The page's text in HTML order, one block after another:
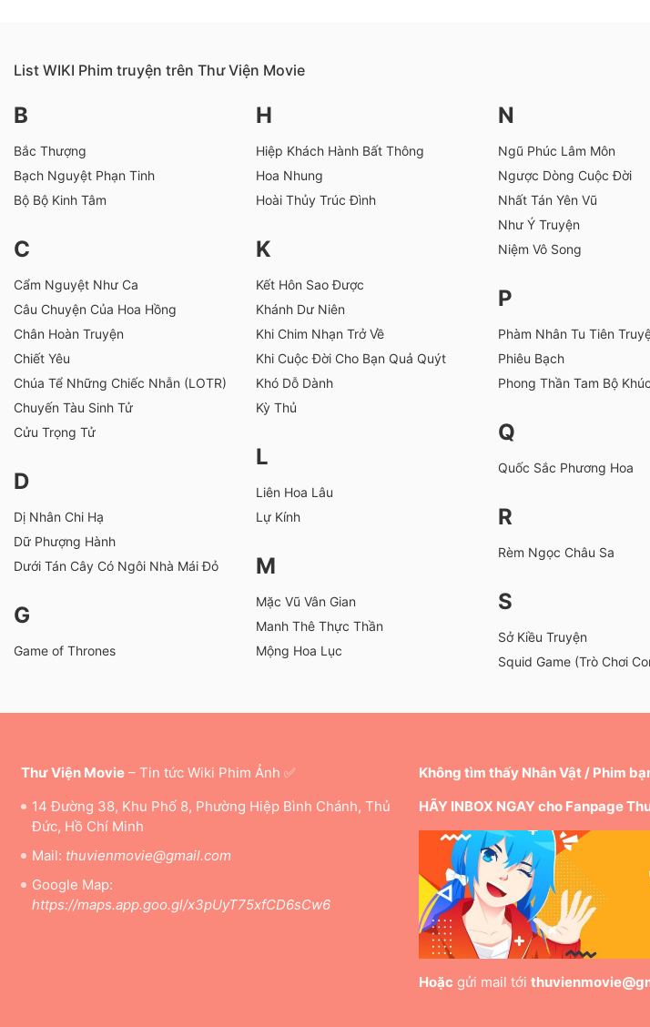
List WIKI Phim truyện trên Thư Viện Movie
B
Bắc Thượng
Bạch Nguyệt Phạn Tinh
Bộ Bộ Kinh Tâm
C
Cẩm Nguyệt Như Ca
Câu Chuyện Của Hoa Hồng
Chân Hoàn Truyện
Chiết Yêu
Chúa Tể Những Chiếc Nhẫn (LOTR)
Chuyến Tàu Sinh Tử
Cửu Trọng Tử
D
Dị Nhân Chi Hạ
Dữ Phượng Hành
Dưới Tán Cây Có Ngôi Nhà Mái Đỏ
G
Game of Thrones
H
Hiệp Khách Hành Bất Thông
Hoa Nhung
Hoài Thủy Trúc Đình
K
Kết Hôn Sao Được
Khánh Dư Niên
Khi Chim Nhạn Trở Về
Khi Cuộc Đời Cho Bạn Quả Quýt
Khó Dỗ Dành
Kỳ Thủ
L
Liên Hoa Lâu
Lự Kính
M
Mặc Vũ Vân Gian
Manh Thê Thực Thần
Mộng Hoa Lục
N
Ngũ Phúc Lâm Môn
Ngược Dòng Cuộc Đời
Nhất Tán Yên Vũ
Như Ý Truyện
Niệm Vô Song
P
Phàm Nhân Tu Tiên
Phiêu Bạch
Phong Thần Tam Bộ Khúc
Q
Quốc Sắc Phương Hoa
R
Rèm Ngọc Châu Sa
S
Sở Kiều Truyện
Squid Game (Trò Chơi
Thư Viện Movie– Tin tức Wiki Phim Ảnh ✅
14 Đường 38, Khu Phố 8, Phường Hiệp Bình Chánh, Thủ
Đức, Hồ Chí Minh
Mail: thuvienmovie@gmail.com
Google Map:
https://maps.app.goo.gl/x3pUyT75xfCD6sCw6
Không tìm thấy Nhân Vật / Phim
HÃY INBOX NGAY cho Fanpage
Hoặc gửi mail tới